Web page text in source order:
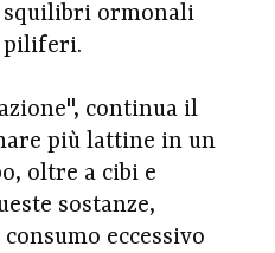
squilibri ormonali
piliferi.
continua il
più lattine in un
oltre a cibi e
sostanze,
eccessivo